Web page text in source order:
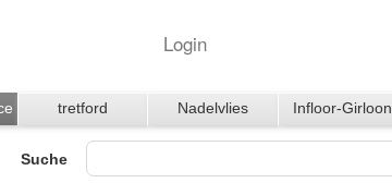
Login
tretford
Nadelvlies
Teppichfliesen
Infloor-Girloon
Suche